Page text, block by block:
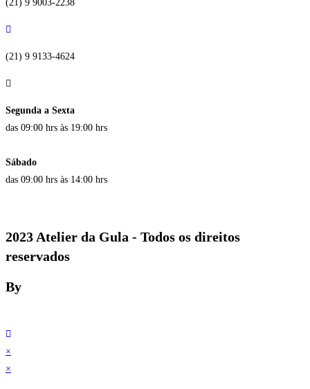
(21) 9 9003-2238
(21) 9 9133-4624
Segunda a Sexta
das 09:00 hrs às 19:00 hrs
Sábado
das 09:00 hrs às 14:00 hrs
2023 Atelier da Gula - Todos os direitos
reservados
By
×
×